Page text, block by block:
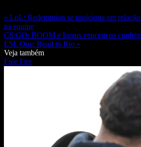
« LoL: Redemption se posiciona em
na equipe
CS:GO: BOOM e Isurus vencem os
ESL One: Road to Rio »
Veja também
Free Fire